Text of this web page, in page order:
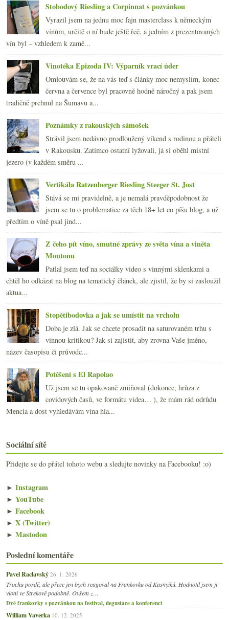
Stobodový Riesling a Corpinnat s pozvánkou
Vyrazil jsem na jednu moc fajn masterclass k německým
vínům, určitě o ní bude ještě řeč, a jedním z prezentovaných
vín byl – vzhledem k zamě...
Vinotéka Epizoda IV: Výparník vrací úder
Omlouvám se, že na vás teď s články moc nemyslím, konec
června a července byl pracovně hodně náročný a pak jsem
tradičně prchnul na Šumavu a...
Poznámky z rakouských sámošek
Strávil jsem nedávno prodloužený víkend s rodinou a přáteli
v Rakousku. Zatímco ostatní lyžovali, já si oběhl místní
jezero (v každém směru ...
Vertikála Ratzenberger Riesling Steeger St. Jost
Stává se mi pravidelně, a je nemalá pravděpodobnost že
jsem se tu o problematice za těch 18+ let co píšu blog, a už
předtím o víně psal jind...
Z čeho pít víno, smutné zprávy ze světa vína a viněta
Moutonu
Patlal jsem teď na sociálky video s vinnými sklenkami a
chtěl ho odkázat na blog na tematický článek, ale zjistil, že by si zasloužil
aktua...
Stopětibodovka a jak se umístit na vrcholu
Doba je zlá. Jak se chcete prosadit na saturovaném trhu s
vinnou kritikou? Jak si zajistit, aby zrovna Vaše jméno,
název časopisu či průvodc...
Potěšení s El Rapolao
Už jsem se tu opakovaně zmiňoval (dokonce, hrůza z
covidových časů, ve formátu videa… ), že mám rád odrůdu
Mencía a dost vyhledávám vína hla...
Sociální sítě
Přidejte se do přátel tohoto webu a sledujte novinky na Facebooku! :o)
► Instagram
► YouTube
► Facebook
► X (Twitter)
► Mastodon
Poslední komentáře
Pavel Raclavský 26. 1. 2026
Trochu pozdě, ale přece jen bych reagoval na Frankovku od Kasnyiků. Hodnotil jsem ji
vloni ve Strekově podobně. Ovšem z…
Dvě frankovky s pozvánkou na festival, degustace a konferenci
William Vaverka 10. 12. 2025